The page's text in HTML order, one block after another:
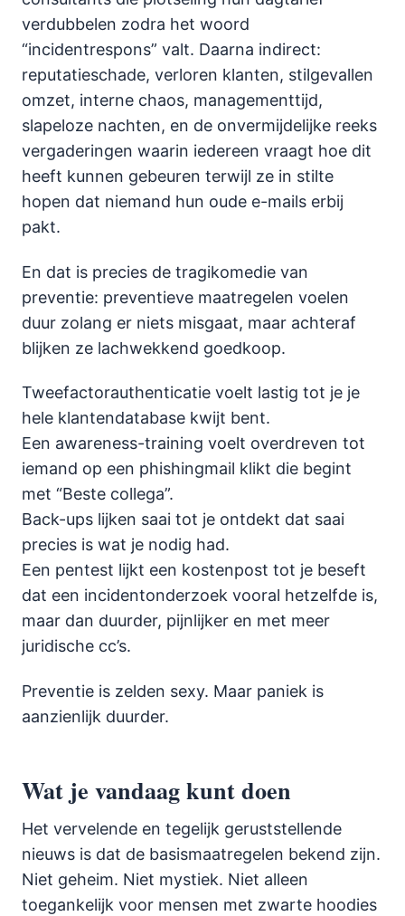
verdubbelen zodra het woord
“incidentrespons” valt. Daarna indirect:
reputatieschade, verloren klanten, stilgevallen
omzet, interne chaos, managementtijd,
slapeloze nachten, en de onvermijdelijke reeks
vergaderingen waarin iedereen vraagt hoe dit
heeft kunnen gebeuren terwijl ze in stilte
hopen dat niemand hun oude e-mails erbij
pakt.
En dat is precies de tragikomedie van
preventie: preventieve maatregelen voelen
duur zolang er niets misgaat, maar achteraf
blijken ze lachwekkend goedkoop.
Tweefactorauthenticatie voelt lastig tot je je
hele klantendatabase kwijt bent.
Een awareness-training voelt overdreven tot
iemand op een phishingmail klikt die begint
met “Beste collega”.
Back-ups lijken saai tot je ontdekt dat saai
precies is wat je nodig had.
Een pentest lijkt een kostenpost tot je beseft
dat een incidentonderzoek vooral hetzelfde is,
maar dan duurder, pijnlijker en met meer
juridische cc’s.
Preventie is zelden sexy. Maar paniek is
aanzienlijk duurder.
Wat je vandaag kunt doen
Het vervelende en tegelijk geruststellende
nieuws is dat de basismaatregelen bekend zijn.
Niet geheim. Niet mystiek. Niet alleen
toegankelijk voor mensen met zwarte hoodies